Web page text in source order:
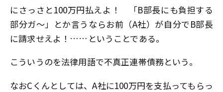
にさっさと100万円払えよ！ 「B部長にも負担する
部分ガ〜」とか言うならお前（A社）が自分でB部長
に請求せえよ！……ということである。
こういうのを法律用語で不真正連帯債務という。
なおCくんとしては、A社に100万円を支払ってもらっ